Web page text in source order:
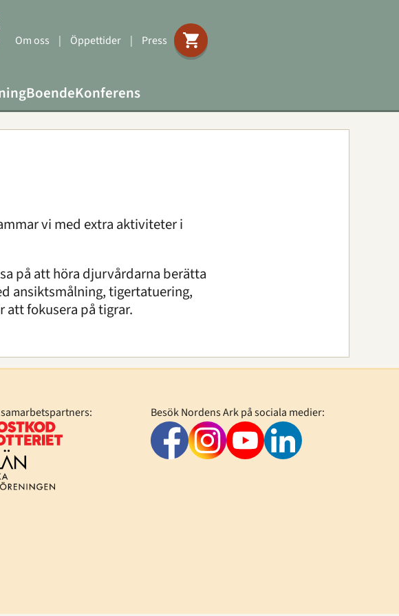
Om oss | Öppettider | Press
BoendeKonferens
vi med extra aktiviteter i
på att höra djurvårdarna berätta
ansiktsmålning, tigertatuering,
att fokusera på tigrar.
samarbetspartners: Besök Nordens Ark på sociala medier: